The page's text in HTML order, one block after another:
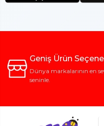
Geniş Ürün
Dünya markalarının en
seninle.